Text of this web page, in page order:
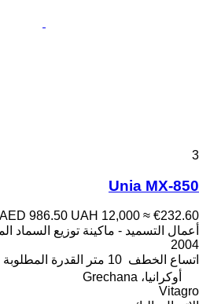
3
Unia MX-850
AED 986.50 UAH 12,000 ≈ €232.60
أعمال التسميد - ماكينة توزيع السماد
2004
اتساع الخطف 10 متر القدرة المطلوبة
أوكرانيا، Grechana
Vitagro